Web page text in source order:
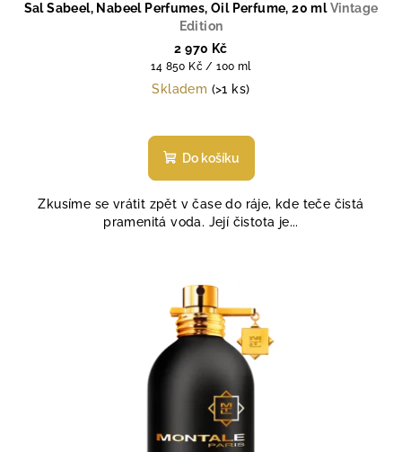
Sal Sabeel, Nabeel Perfumes, Oil Perfume, 20 mlVintage
Edition
2 970 Kč
Měrná
cena:
14 850 Kč / 100 ml
Skladem (>1 ks)
hodnocení
produktu
z
5
Do košíku
Zkusíme se vrátit zpět v čase do ráje, kde teče čistá
pramenitá voda. Její čistota je...